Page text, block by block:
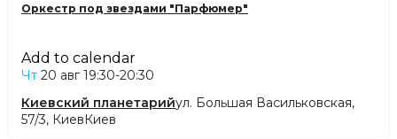
Оркестр под звездами "Парфюмер"
Add to calendar
Чт 20 авг 19:30-20:30
Киевский планетарийул. Большая Васильковская,
57/3, КиевКиев